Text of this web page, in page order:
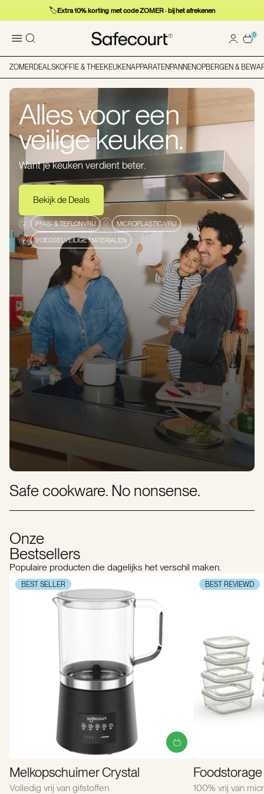
🏷️Extra 10% korting met code ZOMER · bij het afrekenen
0
ZOMERDEALSKOFFIE & THEEKEUKENAPPARATENPANNENOPBERGEN &
Alles voor een
veilige keuken.
Want je keuken verdient beter.
Bekijk de Deals
PFAS- & TEFLONVRIJ
MICROPLASTIC-VRIJ
VOEDSELVEILIGE MATERIALEN
Safe cookware. No nonsense.
Onze
Bestsellers
Populaire producten die dagelijks het verschil maken.
BEST SELLER
Melkopschuimer Crystal
Volledig vrij van gifstoffen
BEST REVIEWD
Foodstorage
100% vrij van